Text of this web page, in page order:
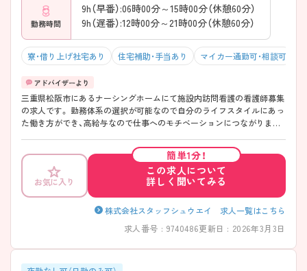
勤務時間
9h（早番）:06時00分～15時00分（休憩60分）
9h（遅番）:12時00分～21時00分（休憩60分）
寮・借り上げ社宅あり 住宅補助・手当あり マイカー通勤可・相談可
三重県松阪市にあるナーシングホームにて施設内訪問看護の看護師募集
の求人です。 勤務体系の選択が可能なので自分のライフスタイルにあっ
た働き方ができ、高給与なので仕事へのモチベーションにつながりま
も豊富です。 また、福利厚生が整っており、長期的に勤務可能な環境が整
っております。ご興味をお持ちの方は、お気軽にお問い合わせください。
お気に入り
簡単1分！
この求人について
詳しく聞いてみる
株式会社スタッフシュウエイ 求人一覧はこちら
求人番号 : 9740486更新日 : 2026年3月3日